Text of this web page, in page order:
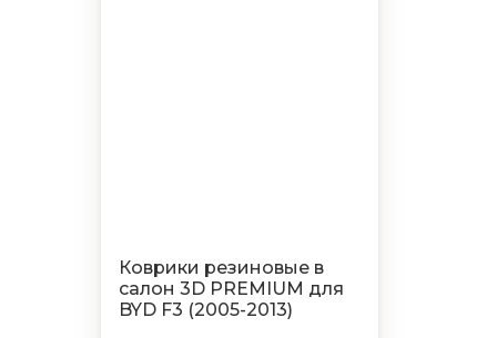
Коврики резиновые в
салон 3D PREMIUM для
BYD F3 (2005-2013)